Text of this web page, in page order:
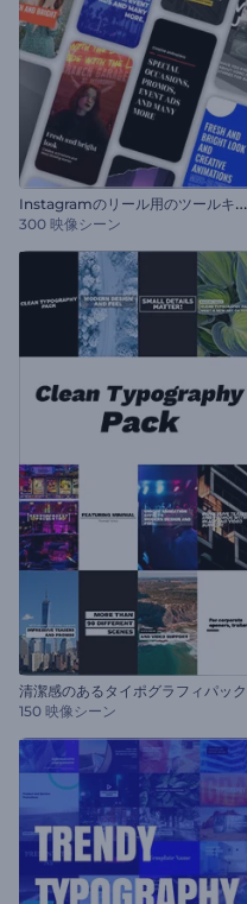
I
nstagramのリール用のツールキット
300 映像シーン
清潔感のあるタイポグラフィパック
150 映像シーン